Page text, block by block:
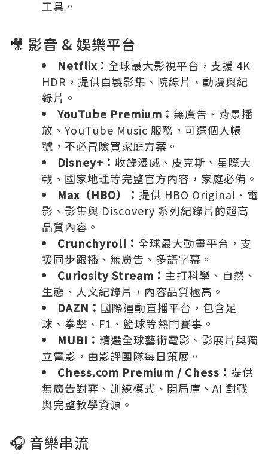
工具。
🎥 影音 & 娛樂平台
Netflix： 全球最大影視平台，支援 4K
HDR，提供自製影集、院線片、動漫與紀
錄片。
YouTube Premium： 無廣告、背景播
放、YouTube Music 服務，可選個人帳
號，不必冒險買家庭方案。
Disney+： 收錄漫威、皮克斯、星際大
戰、國家地理等完整官方內容，家庭必備。
Max（HBO）： 提供 HBO Original、電
影、影集與 Discovery 系列紀錄片的超高
品質內容。
Crunchyroll： 全球最大動畫平台，支
援同步跟播、無廣告、多語字幕。
Curiosity Stream： 主打科學、自然、
生態、人文紀錄片，內容品質極高。
DAZN： 國際運動直播平台，包含足
球、拳擊、F1、籃球等熱門賽事。
MUBI： 精選全球藝術電影、影展片與獨
立電影，由影評團隊每日策展。
Chess.com Premium / Chess： 提供
無廣告對弈、訓練模式、開局庫、AI 對戰
與完整教學資源。
🎧 音樂串流